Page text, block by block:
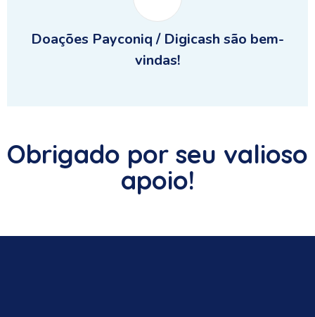
Doações Payconiq / Digicash são bem-
vindas!
Obrigado por seu valioso
apoio!